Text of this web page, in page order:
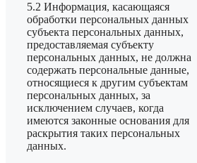
5.2 Информация, касающаяся
обработки персональных данных
субъекта персональных данных,
предоставляемая субъекту
персональных данных, не должна
содержать персональные данные,
относящиеся к другим субъектам
персональных данных, за
исключением случаев, когда
имеются законные основания для
раскрытия таких персональных
данных.